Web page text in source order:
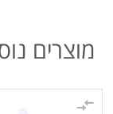
מוצרים